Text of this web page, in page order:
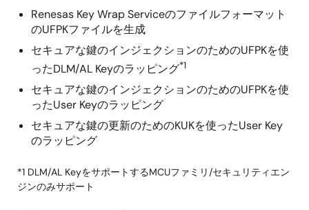
Renesas Key Wrap Serviceのファイルフォーマット
のUFPKファイルを生成
セキュアな鍵のインジェクションのためのUFPKを使
ったDLM/AL Keyのラッピング*1
セキュアな鍵のインジェクションのためのUFPKを使
ったUser Keyのラッピング
セキュアな鍵の更新のためのKUKを使ったUser Key
のラッピング
*1 DLM/AL KeyをサポートするMCUファミリ/セキュリティエン
ジンのみサポート